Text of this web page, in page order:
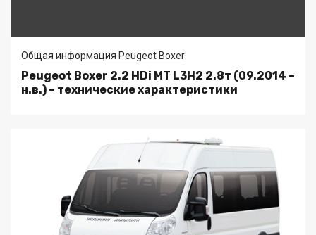
Общая информация Peugeot Boxer
Peugeot Boxer 2.2 HDi MT L3H2 2.8т (09.2014 –
н.в.) – технические характеристики